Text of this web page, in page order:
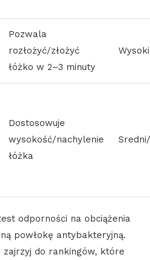
Pozwala
rozłożyć/złożyć
łóżko w 2–3 minuty
Wysoki
Dostosowuje
wysokość/nachylenie
łóżka
odporności na obciążenia
powłokę antybakteryjną.
do rankingów, które